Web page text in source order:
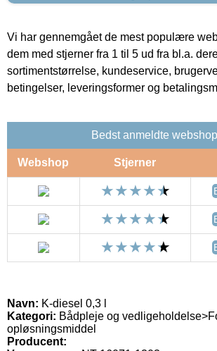
Vi har gennemgået de mest populære
dem med stjerner fra 1 til 5 ud fra bl.a.
sortimentstørrelse, kundeservice,
betingelser, leveringsformer og
Bedst anmeldte
Webshop Stjerner
Navn: K-diesel 0,3 l
Kategori: Bådpleje og
opløsningsmiddel
Producent: